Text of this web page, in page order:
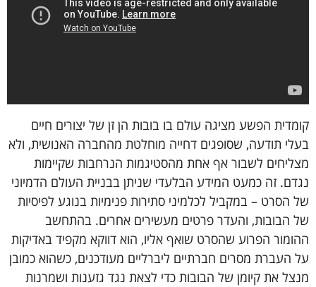
קומדית הפשע מציגה עולם בו בובות הן זן של יצורים חיים
בעלי תודעה, שסופגים דחייה מוחלטת מהחברה האנושית, ולא
מצליחים לשבור אף אחת מהסטיגמות הנרחבות שקיימות
נגדם. זה כמעט המידע הבלעדי שניתן בבניית העולם הדמיוני
של הסרט – במקביל לכלמיני סתירות פנימיות בנוגע לפיסיות
של הבובות, והעדר פרטים מעשירים אחרים. בהתחשב
ההומור הפרוע שהסרט שואף אליו, הוא דווקא מקפיד באדיקות
על העברת מסרים חברתיים ליברליים מעודכנים, כשהוא כמובן
מנצל את קיומן של הבובות כדי לצאת נגד גזענות ושמרנות